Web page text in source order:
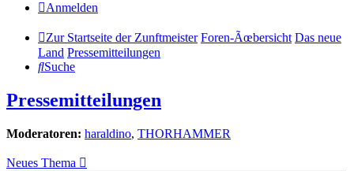
Anmelden
Zur Startseite der Zunftmeister Foren-Ãœbersicht Das neue
Land Pressemitteilungen
Suche
Pressemitteilungen
Moderatoren: haraldino, THORHAMMER
Neues Thema